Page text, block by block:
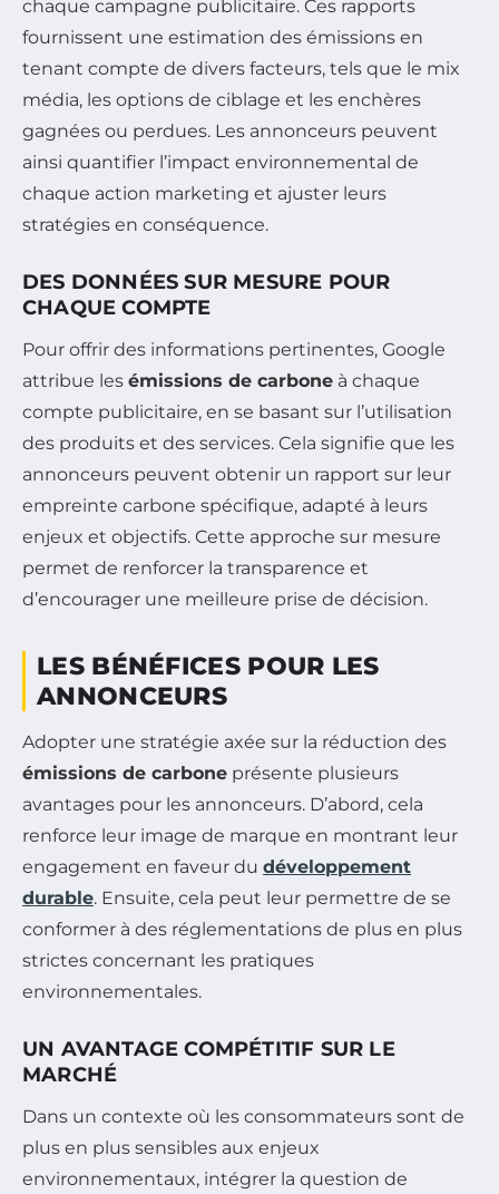
chaque campagne publicitaire. Ces rapports
fournissent une estimation des émissions en
tenant compte de divers facteurs, tels que le mix
média, les options de ciblage et les enchères
gagnées ou perdues. Les annonceurs peuvent
ainsi quantifier l’impact environnemental de
chaque action marketing et ajuster leurs
stratégies en conséquence.
DES DONNÉES SUR MESURE POUR
CHAQUE COMPTE
Pour offrir des informations pertinentes, Google
attribue les émissions de carbone à chaque
compte publicitaire, en se basant sur l’utilisation
des produits et des services. Cela signifie que les
annonceurs peuvent obtenir un rapport sur leur
empreinte carbone spécifique, adapté à leurs
enjeux et objectifs. Cette approche sur mesure
permet de renforcer la transparence et
d’encourager une meilleure prise de décision.
LES BÉNÉFICES POUR LES
ANNONCEURS
Adopter une stratégie axée sur la réduction des
émissions de carbone présente plusieurs
avantages pour les annonceurs. D’abord, cela
renforce leur image de marque en montrant leur
engagement en faveur du développement
durable. Ensuite, cela peut leur permettre de se
conformer à des réglementations de plus en plus
strictes concernant les pratiques
environnementales.
UN AVANTAGE COMPÉTITIF SUR LE
MARCHÉ
Dans un contexte où les consommateurs sont de
plus en plus sensibles aux enjeux
environnementaux, intégrer la question de